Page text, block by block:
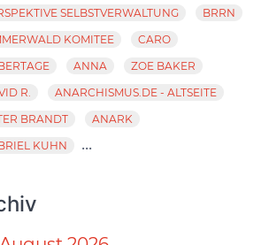
SELBSTVERWALTUNG
BRRN
KOMITEE
CARO
ANNA
ZOE BAKER
R.
ANARCHISMUS.DE - ALTSEITE
BRANDT
ANARK
KUHN
...